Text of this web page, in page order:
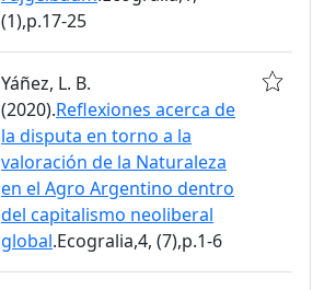
(1),p.17-25
Yáñez, L. B.
(2020).Reflexiones acerca de
la disputa en torno a la
valoración de la Naturaleza
en el Agro Argentino dentro
del capitalismo neoliberal
global.Ecogralia,4, (7),p.1-6